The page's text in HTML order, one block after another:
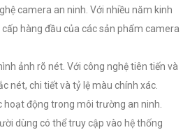
camera an ninh. Với nhiều năm kinh
hàng đầu của các sản phẩm camera
ảnh rõ nét. Với công nghệ tiên tiến và
nét, chi tiết và tỷ lệ màu chính xác.
hoạt động trong môi trường an ninh.
dùng có thể truy cập vào hệ thống